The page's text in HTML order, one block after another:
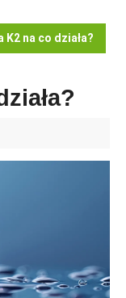
K2 na co działa?